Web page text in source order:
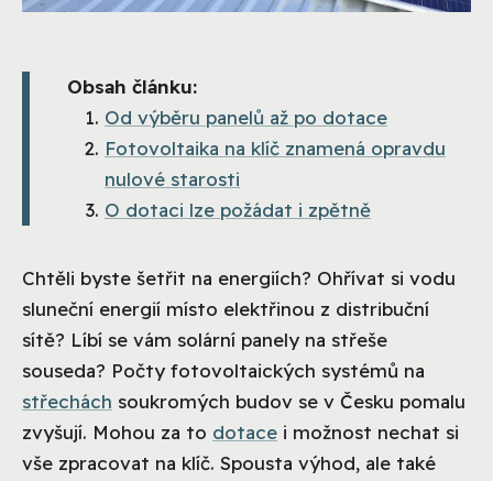
Obsah článku:
Od výběru panelů až po dotace
Fotovoltaika na klíč znamená opravdu
nulové starosti
O dotaci lze požádat i zpětně
Chtěli byste šetřit na energiích? Ohřívat si vodu
sluneční energií místo elektřinou z distribuční
sítě? Líbí se vám solární panely na střeše
souseda? Počty fotovoltaických systémů na
střechách soukromých budov se v Česku pomalu
zvyšují. Mohou za to dotace i možnost nechat si
vše zpracovat na klíč. Spousta výhod, ale také